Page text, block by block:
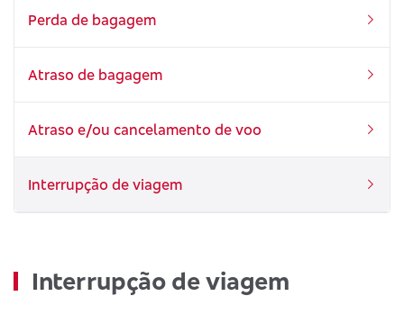
Perda de bagagem
Atraso de bagagem
Atraso e/ou cancelamento de voo
Interrupção de viagem
Interrupção de viagem